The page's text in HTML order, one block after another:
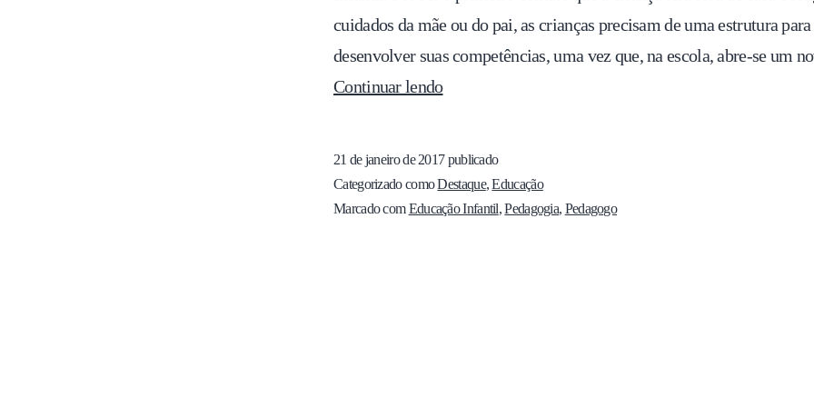
cuidados da mãe ou do pai, as crianças precisam de uma estrutura para
desenvolver suas competências, uma vez que, na escola, abre-se um
Continuar lendo
21 de janeiro de 2017publicado
Categorizado comoDestaque,Educação
Marcado comEducação Infantil,Pedagogia, Pedagogo